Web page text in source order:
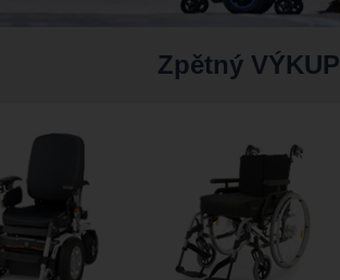
Zpětný VÝKUP